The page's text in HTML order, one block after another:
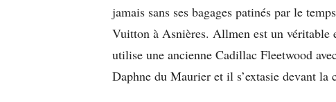
jamais sans ses bagages patinés par le
Vuitton à Asnières. Allmen est un
utilise une ancienne Cadillac Fleetwood
Daphne du Maurier et il s’extasie devant la